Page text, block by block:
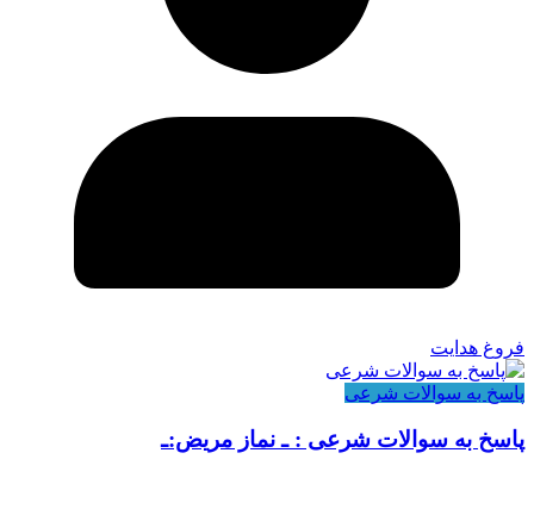
فروغ هدایت
پاسخ به سوالات شرعی
پاسخ به سوالات شرعی : ـ نماز مریض:ـ